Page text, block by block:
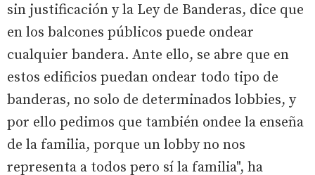
sin justificación y la Ley de Banderas, dice que
en los balcones públicos puede ondear
cualquier bandera. Ante ello, se abre que en
estos edificios puedan ondear todo tipo de
banderas, no solo de determinados lobbies, y
por ello pedimos que también ondee la enseña
de la familia, porque un lobby no nos
representa a todos pero sí la familia", ha